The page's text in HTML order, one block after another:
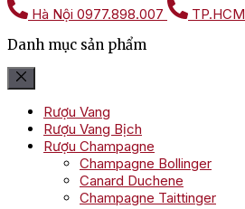
Hà Nội 0977.898.007 TP.HCM
Danh mục sản phẩm
Rượu Vang
Rượu Vang Bịch
Rượu Champagne
Champagne Bollinger
Canard Duchene
Champagne Taittinger